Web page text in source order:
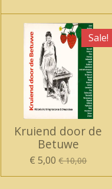
Sale!
Kruiend door de
Betuwe
€ 5,00 € 10,00